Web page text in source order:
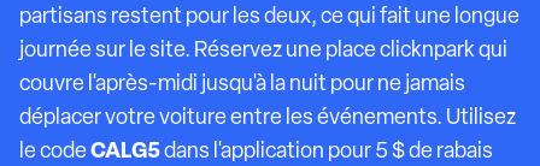
partisans restent pour les deux, ce qui fait une longue
journée sur le site. Réservez une place clicknpark qui
couvre l'après-midi jusqu'à la nuit pour ne jamais
déplacer votre voiture entre les événements. Utilisez
le codeCALG5dans l'application pour 5 $ de rabais